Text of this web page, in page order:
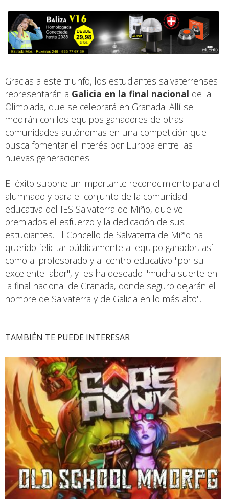
Gracias a este triunfo, los estudiantes salvaterrenses
representarán a Galicia en la final nacional de la
Olimpiada, que se celebrará en Granada. Allí se
medirán con los equipos ganadores de otras
comunidades autónomas en una competición que
busca fomentar el interés por Europa entre las
nuevas generaciones.
El éxito supone un importante reconocimiento para el
alumnado y para el conjunto de la comunidad
educativa del IES Salvaterra de Miño, que ve
premiados el esfuerzo y la dedicación de sus
estudiantes. El Concello de Salvaterra de Miño ha
querido felicitar públicamente al equipo ganador, así
como al profesorado y al centro educativo "por su
excelente labor", y les ha deseado "mucha suerte en
la final nacional de Granada, donde seguro dejarán el
nombre de Salvaterra y de Galicia en lo más alto".
TAMBIÉN TE PUEDE INTERESAR